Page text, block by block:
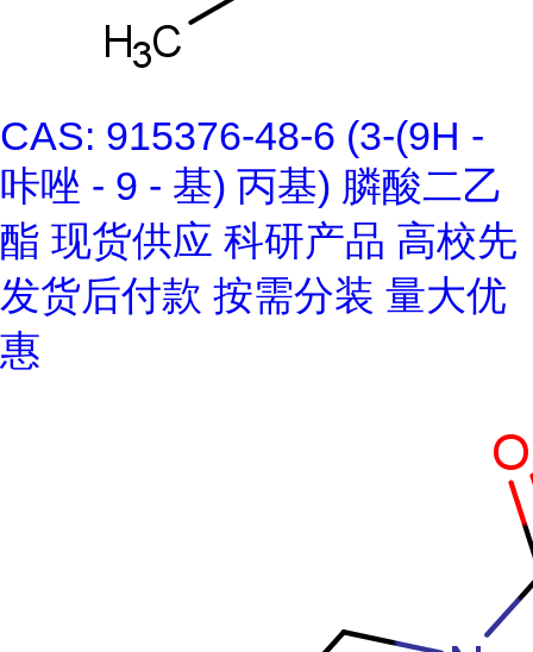
CAS: 915376-48-6 (3-(9H -
咔唑 - 9 - 基) 丙基) 膦酸二乙
酯 现货供应 科研产品 高校先
发货后付款 按需分装 量大优
惠